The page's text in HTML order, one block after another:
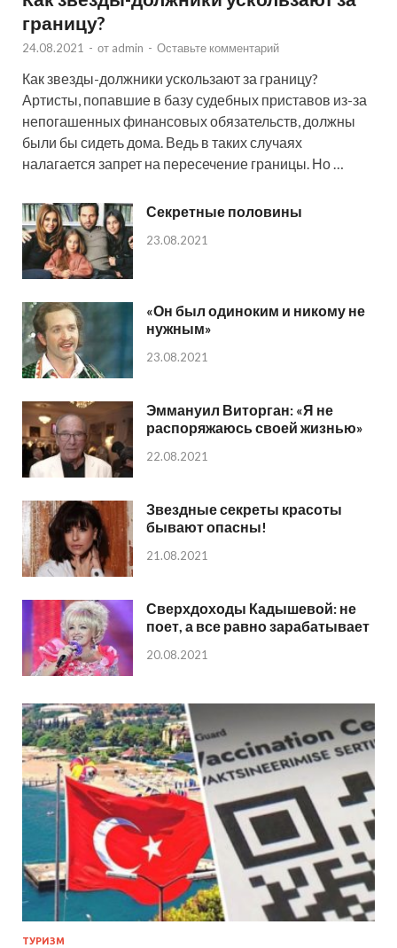
границу?
24.08.2021 - от admin - Оставьте комментарий
Как звезды-должники ускользают за границу?
Артисты, попавшие в базу судебных приставов из-за
непогашенных финансовых обязательств, должны
были бы сидеть дома. Ведь в таких случаях
налагается запрет на пересечение границы. Но …
Секретные половины
23.08.2021
«Он был одиноким и никому не
нужным»
23.08.2021
Эммануил Виторган: «Я не
распоряжаюсь своей жизнью»
22.08.2021
Звездные секреты красоты
бывают опасны!
21.08.2021
Сверхдоходы Кадышевой: не
поет, а все равно зарабатывает
20.08.2021
ТУРИЗМ